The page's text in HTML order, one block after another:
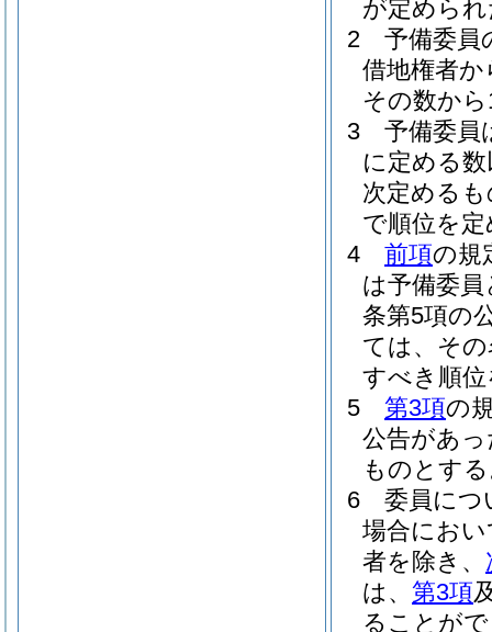
が定めら
2
予備委員
借地権者
その数か
3
予備委員
に定める
次定める
で順位を
4
前項の規
は予備委
条第5項の
ては、そ
すべき順
5
第3項の
公告があ
ものとす
6
委員につ
場合にお
者を除き、
は、 第3項
ることが